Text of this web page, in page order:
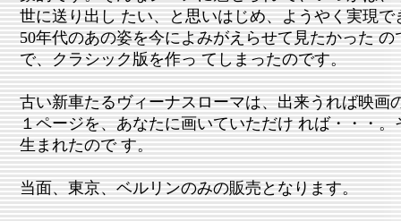
世に送り出し たい、と思いはじめ、ようやく実現
50年代のあの姿を今によみがえらせて見たかった
で、クラシック版を作っ てしまったのです。
古い新車たるヴィーナスローマは、出来うれば映画
１ページを、あなたに画いていただけ れば・・・
生まれたので す。
当面、東京、ベルリンのみの販売となります。